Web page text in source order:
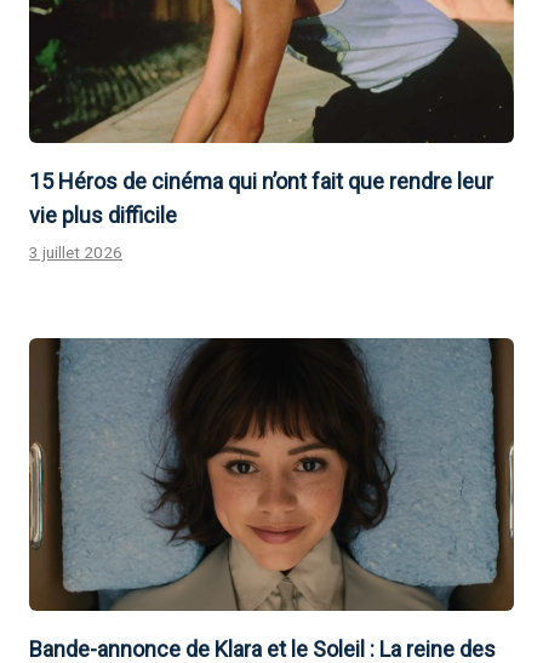
15 Héros de cinéma qui n’ont fait que rendre leur
vie plus difficile
3 juillet 2026
Bande-annonce de Klara et le Soleil : La reine des